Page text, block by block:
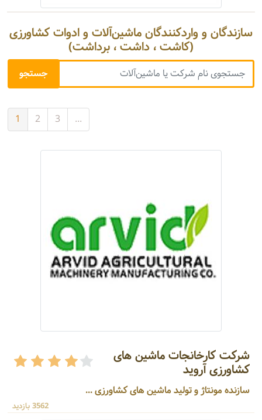
سازندگان و واردکنندگان ماشین‌آلات و ادوات کشاورزی
(کاشت ، داشت ، برداشت)
1 2 3 ...
شرکت کارخانجات ماشین های
کشاورزی آروید
سازنده مونتاژ و تولید ماشین های کشاورزی ...
3562 بازدید